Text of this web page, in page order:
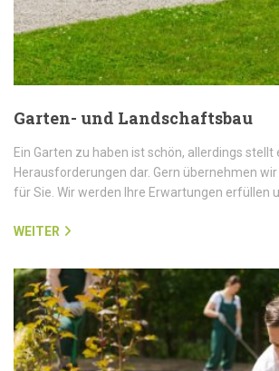
Garten- und Landschaftsbau
Ein Garten zu haben ist schön, allerdings
Herausforderungen dar. Gern übernehmen
für Sie. Wir werden Ihre Erwartungen erfüllen
WEITER